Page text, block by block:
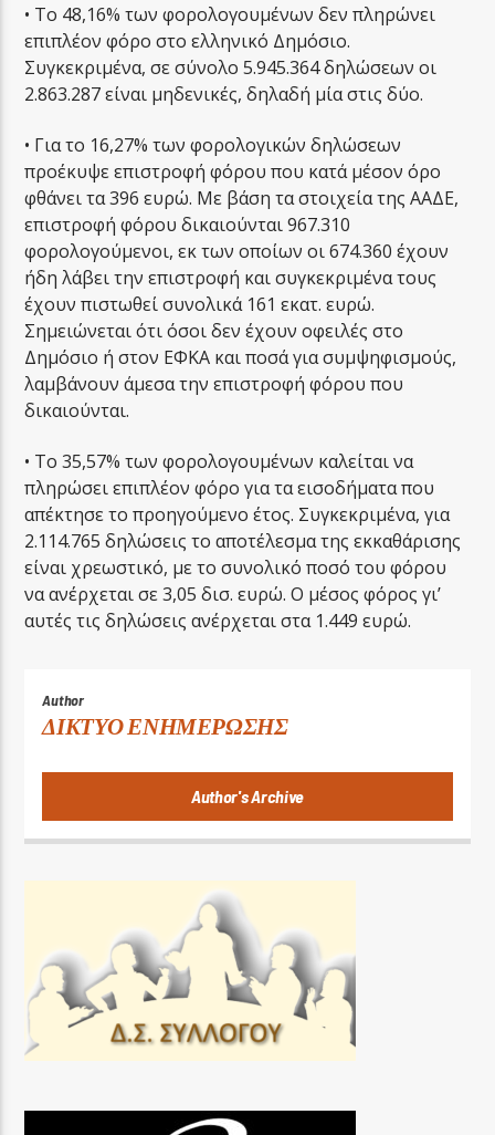
• Το 48,16% των φορολογουμένων δεν πληρώνει
επιπλέον φόρο στο ελληνικό Δημόσιο.
Συγκεκριμένα, σε σύνολο 5.945.364 δηλώσεων οι
2.863.287 είναι μηδενικές, δηλαδή μία στις δύο.
• Για το 16,27% των φορολογικών δηλώσεων
προέκυψε επιστροφή φόρου που κατά μέσον όρο
φθάνει τα 396 ευρώ. Με βάση τα στοιχεία της ΑΑΔΕ,
επιστροφή φόρου δικαιούνται 967.310
φορολογούμενοι, εκ των οποίων οι 674.360 έχουν
ήδη λάβει την επιστροφή και συγκεκριμένα τους
έχουν πιστωθεί συνολικά 161 εκατ. ευρώ.
Σημειώνεται ότι όσοι δεν έχουν οφειλές στο
Δημόσιο ή στον ΕΦΚΑ και ποσά για συμψηφισμούς,
λαμβάνουν άμεσα την επιστροφή φόρου που
δικαιούνται.
• Το 35,57% των φορολογουμένων καλείται να
πληρώσει επιπλέον φόρο για τα εισοδήματα που
απέκτησε το προηγούμενο έτος. Συγκεκριμένα, για
2.114.765 δηλώσεις το αποτέλεσμα της εκκαθάρισης
είναι χρεωστικό, με το συνολικό ποσό του φόρου
να ανέρχεται σε 3,05 δισ. ευρώ. Ο μέσος φόρος γι’
αυτές τις δηλώσεις ανέρχεται στα 1.449 ευρώ.
Author
ΔΙΚΤΥΟ ΕΝΗΜΕΡΩΣΗΣ
Author's Archive